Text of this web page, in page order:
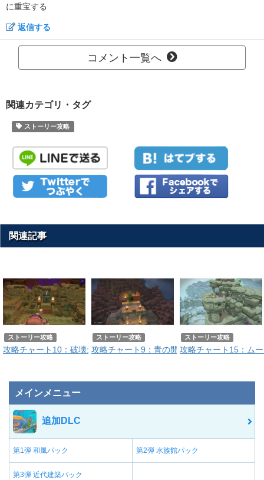
に重宝する
返信する
コメント一覧へ
関連カテゴリ・タグ
ストーリー攻略
関連記事
ストーリー攻略
攻略チャート10：破壊天体シドー
ストーリー攻略
攻略チャート9：青の開拓地
ストーリー攻略
攻略チャート15：ム
メインメニュー
追加DLC
第1弾 和風パック 第2弾 水族館パック
第3弾 近代建築パック